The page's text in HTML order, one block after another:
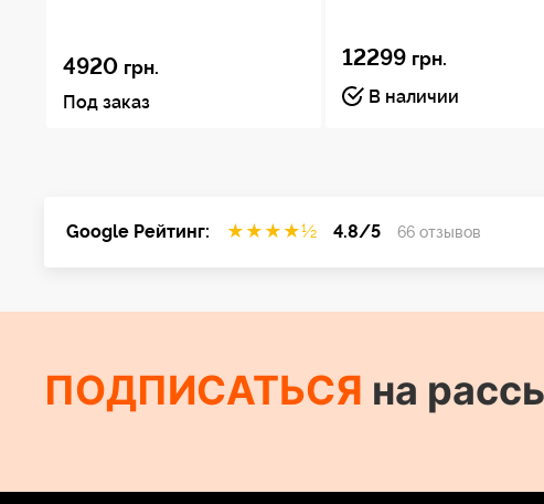
4920 грн.
Под заказ
12299 грн.
В наличии
Google Рейтинг: ★ ★ ★ ★½ 4.8/5 66 отзывов
ПОДПИСАТЬСЯ на